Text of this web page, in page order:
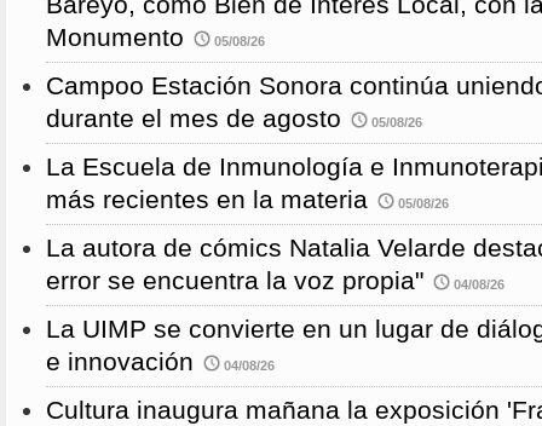
Monumento
05/08/26
Campoo Estación Sonora continúa
durante el mes de agosto
05/08/26
La Escuela de Inmunología e
más recientes en la materia
05/08/26
La autora de cómics Natalia Velarde
error se encuentra la voz propia"
04/08/26
La UIMP se convierte en un lugar de
e innovación
04/08/26
Cultura inaugura mañana la exposición